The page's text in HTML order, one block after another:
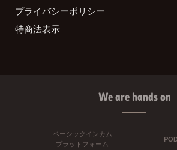
プライバシーポリシー
特商法表示
We are hands on
ベーシックインカム
プラットフォーム